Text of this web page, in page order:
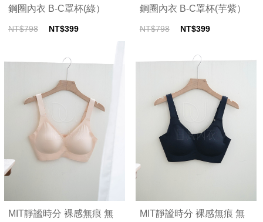
鋼圈內衣 B-C罩杯(綠）
NT$798 NT$399
鋼圈內衣 B-C罩杯(芋紫）
NT$798 NT$399
MIT靜謐時分 裸感無痕 無
MIT靜謐時分 裸感無痕 無